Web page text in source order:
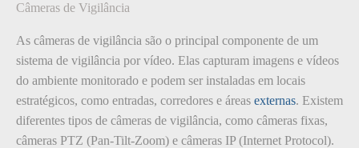
Câmeras de Vigilância
As câmeras de vigilância são o principal componente de um
sistema de vigilância por vídeo. Elas capturam imagens e vídeos
do ambiente monitorado e podem ser instaladas em locais
estratégicos, como entradas, corredores e áreas externas. Existem
diferentes tipos de câmeras de vigilância, como câmeras fixas,
câmeras PTZ (Pan-Tilt-Zoom) e câmeras IP (Internet Protocol).